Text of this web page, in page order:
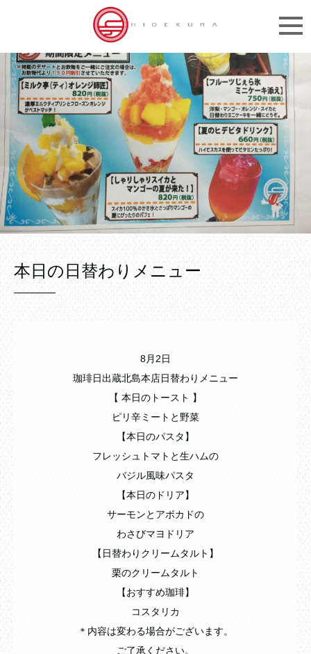
本日の日替わりメニュー
8月2日
珈琲日出蔵北島本店日替わりメニュー
【 本日のトースト 】
ピリ辛ミートと野菜
【本日のパスタ】
フレッシュトマトと生ハムの
バジル風味パスタ
【本日のドリア】
サーモンとアボカドの
わさびマヨドリア
【日替わりクリームタルト】
栗のクリームタルト
【おすすめ珈琲】
コスタリカ
＊内容は変わる場合がございます。
ご了承ください。